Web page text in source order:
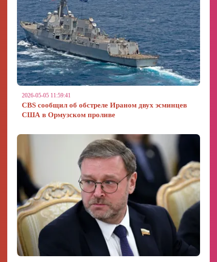
2026-05-05 11:59:41
CBS сообщил об обстреле Ираном двух эсминцев
США в Ормузском проливе